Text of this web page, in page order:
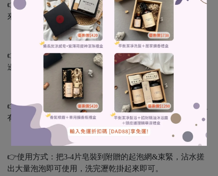
👉配方皆為用於肌膚清潔的皂，溫潤好洗不乾燥，可以用
來洗手、洗臉沐浴、洗幼兒都很好。
👉內容物：一包皂邊會附贈一個起泡網，可用於裝多片皂
邊一起使用。
👉保存期限約2年，需存放於乾燥且無日照處儲存，只要沒
有油耗味出現就可以一直使用。
👉使用方式：把3-4片皂裝到附贈的起泡網&束緊，沾水搓
出大量泡泡即可使用，洗完瀝乾掛起來即可。